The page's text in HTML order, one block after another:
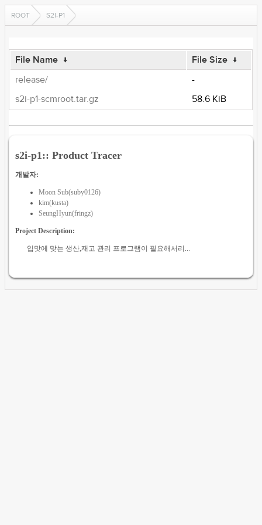
ROOT S2I-P1
File Name ↓ File Size ↓
release/
-
s2i-p1-scmroot.tar.gz
58.6 KiB
s2i-p1:: Product Tracer
개발자:
Moon Sub(suby0126)
kim(kusta)
SeungHyun(fringz)
Project Description:
입맛에 맞는 생산,재고 관리 프로그램이 필요해서리...